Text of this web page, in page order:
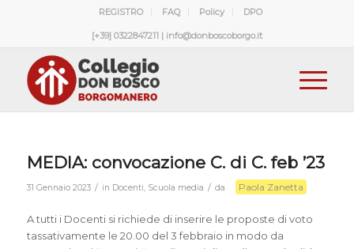
REGISTRO FAQ Policy DPO
[+39] 0322847211 | info@donboscoborgo.it
MEDIA: convocazione C. di C. feb ’23
31 Gennaio 2023 / in Docenti, Scuola media / da Paola Zanetta
A tutti i Docenti si richiede di inserire le proposte di voto
tassativamente le 20.00 del 3 febbraio in modo da